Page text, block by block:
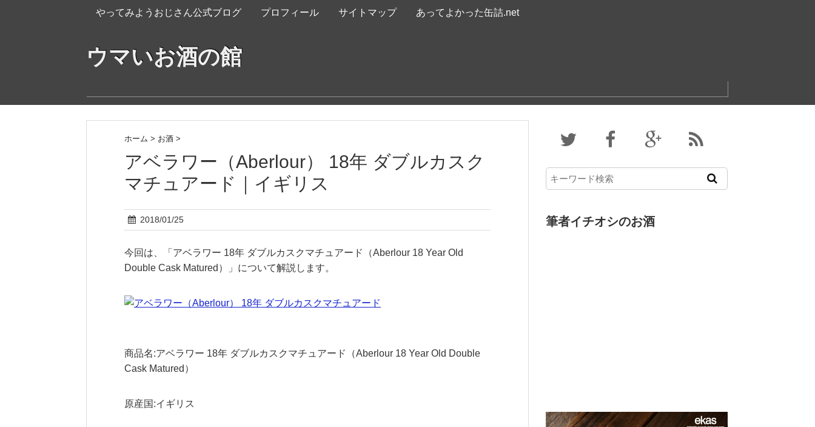
やってみようおじさん公式ブログ プロフィール サイトマップ あってよかった缶詰.net
ウマいお酒の館
ホーム > お酒 >
アベラワー（Aberlour） 18年 ダブルカスク
マチュアード｜イギリス
2018/01/25
今回は、「アベラワー 18年 ダブルカスクマチュアード（Aberlour 18 Year Old
Double Cask Matured）」について解説します。
商品名:アベラワー 18年 ダブルカスクマチュアード（Aberlour 18 Year Old Double
Cask Matured）
原産国:イギリス
筆者イチオシのお酒